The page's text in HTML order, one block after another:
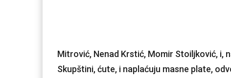
Mitrović, Nenad Krstić, Momir Stoiljković, i,
Skupštini, ćute, i naplaćuju masne plate,